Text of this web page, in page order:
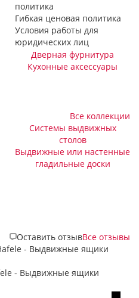
Гибкая ценовая политика
Условия работы для
юридических лиц
Дверная фурнитура
Кухонные аксессуары
Все коллекции
Системы выдвижных
столов
Выдвижные или настенные
гладильные доски
Все отзывы
Оставить отзыв
- Выдвижные ящики